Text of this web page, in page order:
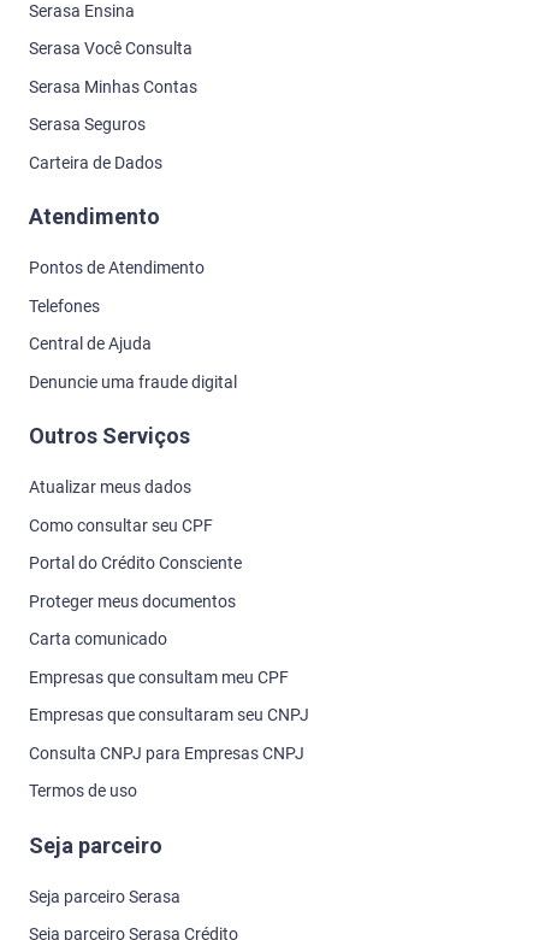
Serasa Ensina
Serasa Você Consulta
Serasa Minhas Contas
Serasa Seguros
Carteira de Dados
Atendimento
Pontos de Atendimento
Telefones
Central de Ajuda
Denuncie uma fraude digital
Outros Serviços
Atualizar meus dados
Como consultar seu CPF
Portal do Crédito Consciente
Proteger meus documentos
Carta comunicado
Empresas que consultam meu CPF
Empresas que consultaram seu CNPJ
Consulta CNPJ para Empresas CNPJ
Termos de uso
Seja parceiro
Seja parceiro Serasa
Seja parceiro Serasa Crédito